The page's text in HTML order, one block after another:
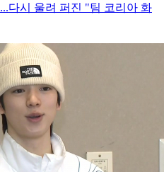
다시 울려 퍼진 "팀 코리아 화